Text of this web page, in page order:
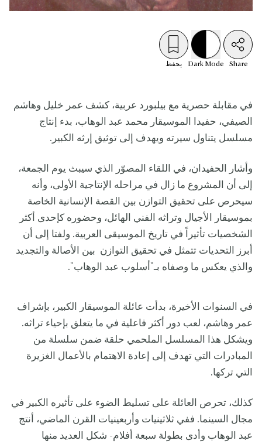
Share
Dark Mode يحفظ
في مقابلة حصرية مع بيلبورد عربية، كشف عمر خليل وهاشم
الصيفي، حفيدا الموسيقار محمد عبد الوهاب، بدء إنتاج
مسلسل يتناول سيرته ويهدف إلى توثيق إرثه الكبير.
وأشار الحفيدان، في اللقاء المصوّر الذي سيبث يوم الجمعة،
إلى أن المشروع ما زال في مراحله الإنتاجية الأولى، وأنه
سيحرص على تحقيق التوازن بين القصة الإنسانية الخاصة
بموسيقار الأجيال وتراثه الفني الهائل، وحضوره كإحدى أكثر
الشخصيات تأثيراً في تاريخ الموسيقى العربية. ولفتا إلى أن
أبرز التحديات تتمثل في تحقيق التوازن بين الأصالة والتجديد
والذي يعكس ما وصفاه بـ"أسلوب عبد الوهاب".
في السنوات الأخيرة، بدأت عائلة الموسيقار الكبير، بإشراف
عمر وهاشم، لعب دور أكثر فاعلية في ما يتعلق بإحياء تراثه.
ويشكل هذا المسلسل الملحمي حلقة ضمن سلسلة من
المبادرات التي تهدف إلى إعادة الاهتمام بالأعمال الغزيرة
التي تركها.
كذلك، تحرص العائلة على تسليط الضوء على تأثيره الكبير في
مجال السينما. ففي ثلاثينيات وأربعينيات القرن الماضي، أنتج
عبد الوهاب وأدى بطولة سبعة أفلام- شكل العديد منها